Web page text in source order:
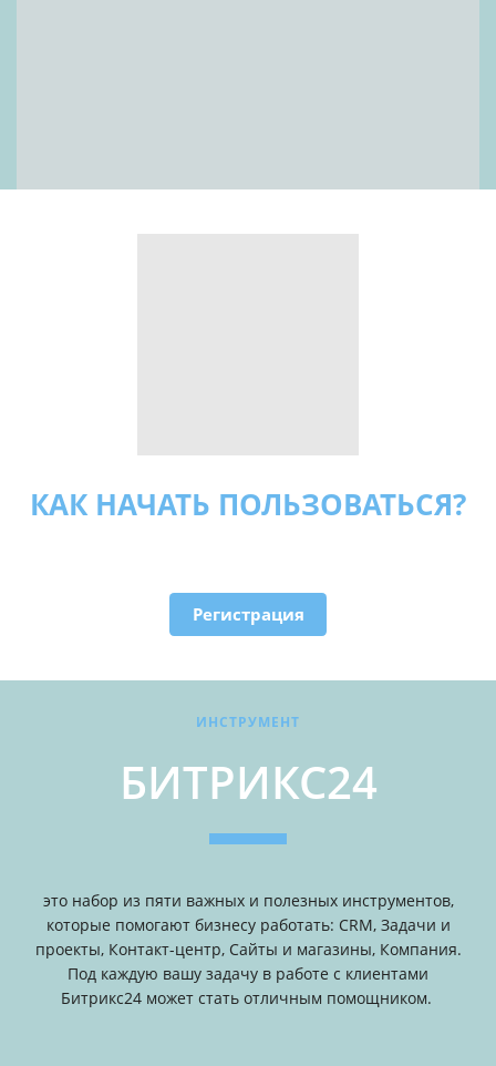
КАК НАЧАТЬ ПОЛЬЗОВАТЬСЯ?
Регистрация
ИНСТРУМЕНТ
БИТРИКС24
это набор из пяти важных и полезных инструментов,
которые помогают бизнесу работать: CRM, Задачи и
проекты, Контакт-центр, Сайты и магазины, Компания.
Под каждую вашу задачу в работе с клиентами
Битрикс24 может стать отличным помощником.